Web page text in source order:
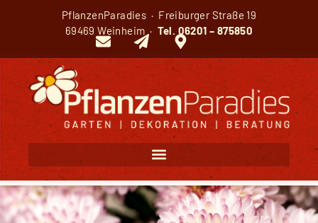
PflanzenParadies · Freiburger Straße 19
69469 Weinheim · Tel. 06201 – 875850